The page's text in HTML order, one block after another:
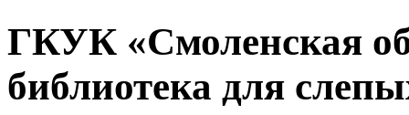
ГКУК «Смоленская
библиотека для